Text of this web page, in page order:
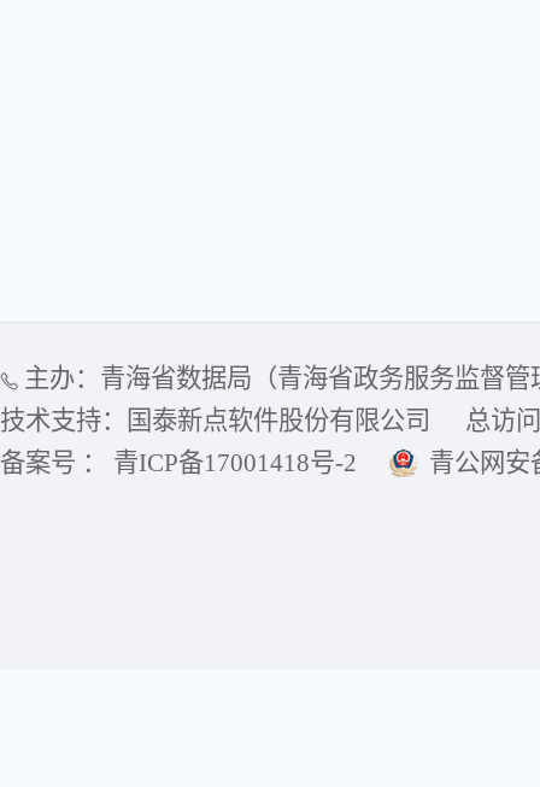
主办：青海省数据局（青海省政务服务监督管
技术支持：国泰新点软件股份有限公司
总访
备案号 ： 青ICP备17001418号-2
青公网安